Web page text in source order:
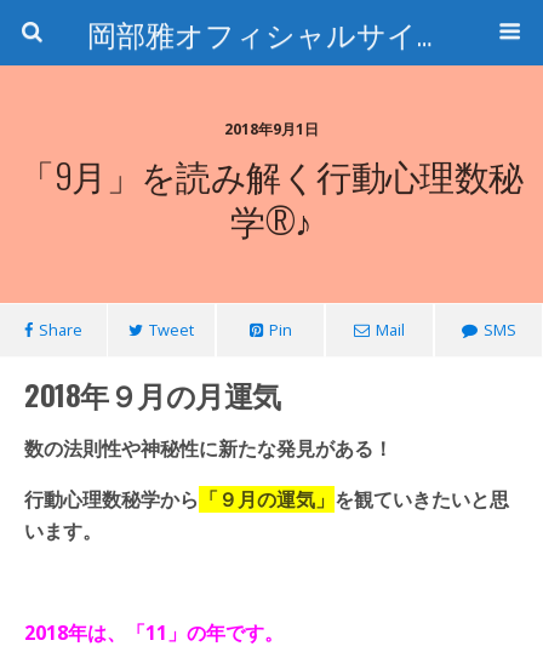
岡部雅オフィシャルサイト〜石の魅惑と数字のトリコ〜
2018年9月1日
「9月」を読み解く行動心理数秘
学®♪
Share Tweet Pin Mail SMS
2018年９月の月運気
数の法則性や神秘性に新たな発見がある！
行動心理数秘学から 「９月の運気」 を観ていきたいと思
います。
2018年は、「11」の年です。